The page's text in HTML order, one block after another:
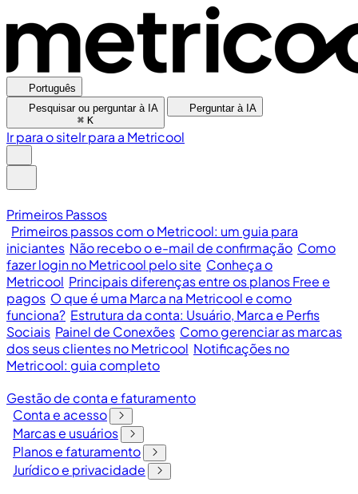
Português
Pesquisar ou perguntar à IA
⌘ K
Perguntar à IA
Ir para o siteIr para a Metricool
Primeiros Passos
Primeiros passos com o Metricool: um guia para
iniciantes Não recebo o e-mail de confirmação Como
fazer login no Metricool pelo site Conheça o
Metricool Principais diferenças entre os planos Free e
pagos O que é uma Marca na Metricool e como
funciona? Estrutura da conta: Usuário, Marca e Perfis
Sociais Painel de Conexões Como gerenciar as marcas
dos seus clientes no Metricool Notificações no
Metricool: guia completo
Gestão de conta e faturamento
Conta e acesso
Marcas e usuários
Planos e faturamento
Jurídico e privacidade